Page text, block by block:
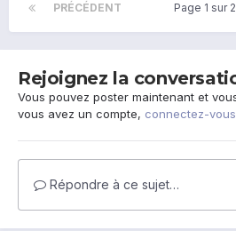
PRÉCÉDENT Page 1 sur 2
Rejoignez la
Vous pouvez poster maintenant et
vous avez un compte, connectez-
Répondre à ce sujet…